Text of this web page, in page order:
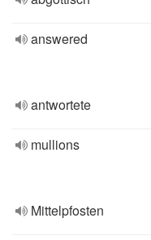
answered
antwortete
mullions
Mittelpfosten